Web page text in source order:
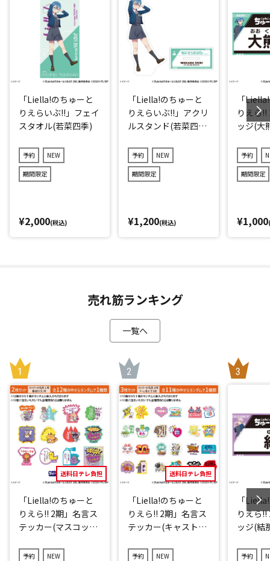
「Liella!のちゅーと
りえらいぶ!!」フェイ
スタオル(若菜四季)
予約 NEW
期間限定
¥2,000(税込)
「Liella!のちゅーと
りえらいぶ!!」アクリ
ルスタンド(若菜四
予約 NEW
期間限定
¥1,200(税込)
「
りえら
ッジ(大
予約
期間限定
¥1,000
売れ筋ランキング
一覧へ
送料日テレ負担
「Liella!のちゅーと
りえら!! 2期」名言ス
テッカー(マスコット
(ランダム12種)
予約 NEW
送料日テレ負担
「Liella!のちゅーと
りえら!! 2期」名言ス
テッカー(キャストve
ム11種)
予約 NEW
「
りえら
ッジ(結
予約